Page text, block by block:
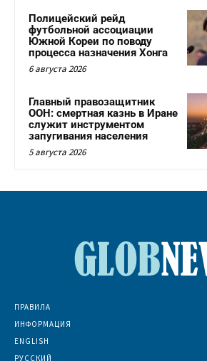
Полицейский рейд
футбольной ассоциации
Южной Кореи по поводу
процесса назначения Хонга
6 августа 2026
Главный правозащитник
ООН: смертная казнь в Иране
служит инструментом
запугивания населения
5 августа 2026
ПРАВИЛА
ИНФОРМАЦИЯ
ENGLISH
РУССКИЙ